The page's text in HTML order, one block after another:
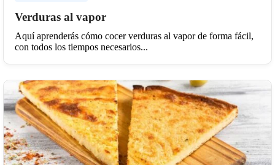
Verduras al vapor
Aquí aprenderás cómo cocer verduras al vapor de forma fácil,
con todos los tiempos necesarios...